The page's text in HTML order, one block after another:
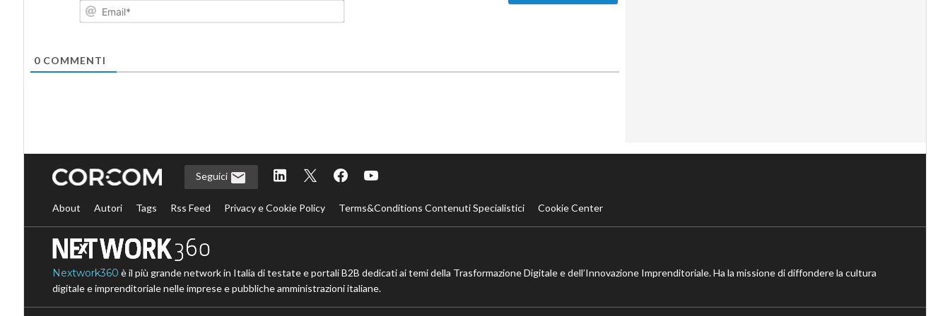
Email*
0COMMENTI
Seguici
About Autori Tags Rss Feed Privacy e Cookie Policy Terms&Conditions Contenuti Specialistici Cookie Center
Nextwork360 è il più grande network in Italia di testate e portali B2B dedicati ai temi della Trasformazione Digitale e dell’Innovazione Imprenditoriale. Ha la missione di diffondere la cultura
digitale e imprenditoriale nelle imprese e pubbliche amministrazioni italiane.